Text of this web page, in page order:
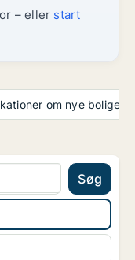
– eller start
om nye boliger
Søg